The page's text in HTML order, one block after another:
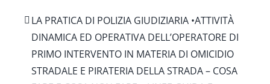
LA PRATICA DI POLIZIA GIUDIZIARIA •ATTIVITÀ
DINAMICA ED OPERATIVA DELL’OPERATORE DI
PRIMO INTERVENTO IN MATERIA DI OMICIDIO
STRADALE E PIRATERIA DELLA STRADA – COSA